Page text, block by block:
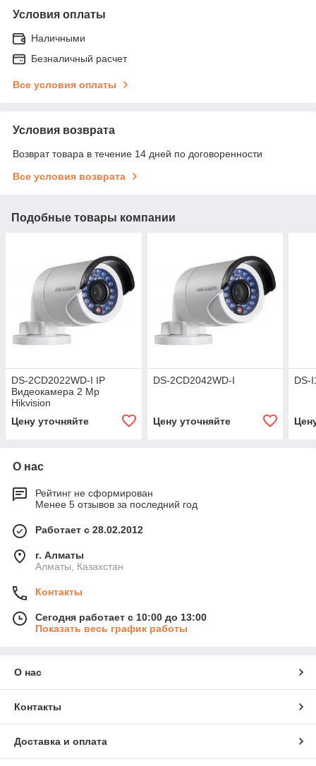
Условия оплаты
Наличными
Безналичный расчет
Все условия оплаты
Условия возврата
Возврат товара в течение 14 дней по договоренности
Все условия возврата
Подобные товары компании
DS-2CD2022WD-I IP
Видеокамера 2 Mp
Hikvision
Цену уточняйте
DS-2CD2042WD-I
Цену уточняйте
DS-
О нас
Рейтинг не сформирован
Менее 5 отзывов за последний год
Работает с 28.02.2012
г. Алматы
Алматы, Казахстан
Контакты
Сегодня работает с 10:00 до 13:00
Показать весь график работы
О нас
Контакты
Доставка и оплата